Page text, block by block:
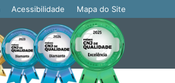
Acessibilidade Mapa do Site